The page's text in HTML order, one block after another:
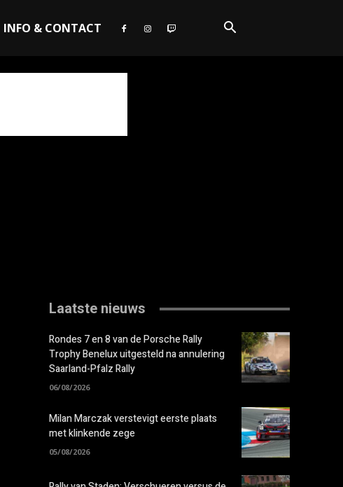
INFO & CONTACT
Laatste nieuws
Rondes 7 en 8 van de Porsche Rally
Trophy Benelux uitgesteld na annulering
Saarland-Pfalz Rally
06/08/2026
Milan Marczak verstevigt eerste plaats
met klinkende zege
05/08/2026